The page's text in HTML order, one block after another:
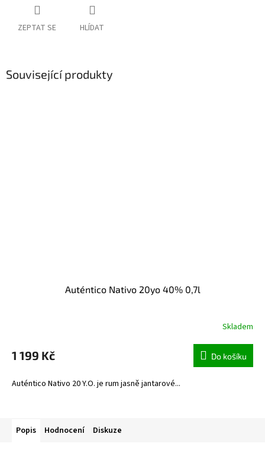
ZEPTAT SE HLÍDAT
Související produkty
Auténtico Nativo 20yo 40% 0,7l
Skladem
1 199 Kč Do košíku
Auténtico Nativo 20 Y.O. je rum jasně jantarové...
Popis Hodnocení Diskuze